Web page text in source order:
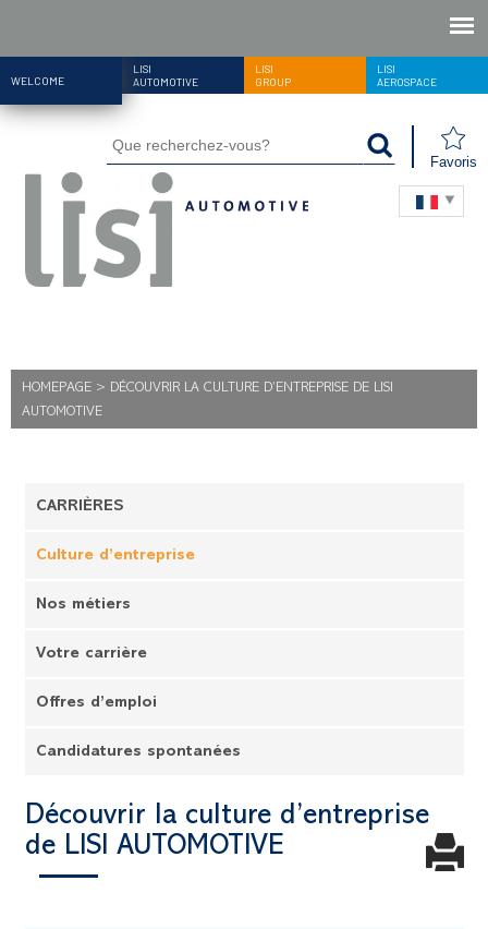
WELCOME
LISI
AUTOMOTIVE
LISI
GROUP
LISI
AEROSPACE
Favoris
HOMEPAGE > DÉCOUVRIR LA CULTURE D’ENTREPRISE DE LISI
AUTOMOTIVE
CARRIÈRES
Culture d’entreprise
Nos métiers
Votre carrière
Offres d’emploi
Candidatures spontanées
Découvrir la culture d’entreprise
de LISI AUTOMOTIVE